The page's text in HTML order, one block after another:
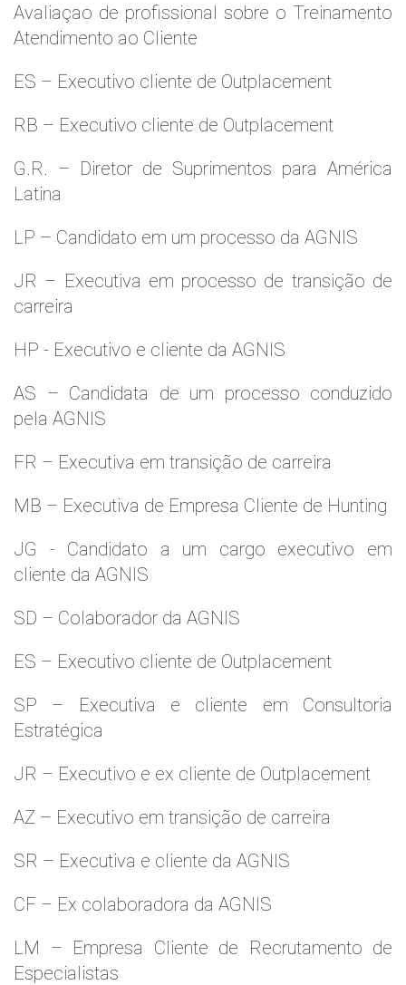
Avaliaçao de profissional sobre o Treinamento
Atendimento ao Cliente
ES – Executivo cliente de Outplacement
RB – Executivo cliente de Outplacement
G.R. – Diretor de Suprimentos para América
Latina
LP – Candidato em um processo da AGNIS
JR – Executiva em processo de transição de
carreira
HP - Executivo e cliente da AGNIS
AS – Candidata de um processo conduzido
pela AGNIS
FR – Executiva em transição de carreira
MB – Executiva de Empresa Cliente de Hunting
JG - Candidato a um cargo executivo em
cliente da AGNIS
SD – Colaborador da AGNIS
ES – Executivo cliente de Outplacement
SP – Executiva e cliente em Consultoria
Estratégica
JR – Executivo e ex cliente de Outplacement
AZ – Executivo em transição de carreira
SR – Executiva e cliente da AGNIS
CF – Ex colaboradora da AGNIS
LM – Empresa Cliente de Recrutamento de
Especialistas